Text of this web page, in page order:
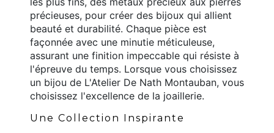
précieuses, pour créer des bijoux qui allient
beauté et durabilité. Chaque pièce est
façonnée avec une minutie méticuleuse,
assurant une finition impeccable qui résiste à
l'épreuve du temps. Lorsque vous choisissez
un bijou de L'Atelier De Nath Montauban, vous
choisissez l'excellence de la joaillerie.
Une Collection Inspirante